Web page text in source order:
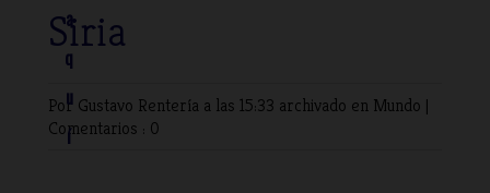
a
q
u
í
Siria
Por Gustavo Rentería a las 15:33 archivado en Mundo |
Comentarios : 0